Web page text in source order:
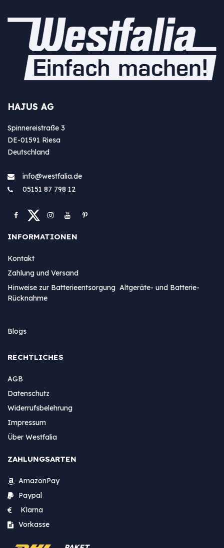
HAJUS AG
Spinnereistraße 3
DE-01591 Riesa
Deutschland
info@westfa​lia.de
05151 87 798 12
INFORMATIONEN
Kontakt
Zahlung und Versand
Hinweise zur Batterieentsorgung Altgeräte- und Batterie-
Rücknahme
Blogs
RECHTLICHES
AGB
Datenschutz
Widerrufsbelehrung
Impressum
Über Westfalia
ZAHLUNGSARTEN
AmazonPay
Paypal
Klarna
Vorkasse